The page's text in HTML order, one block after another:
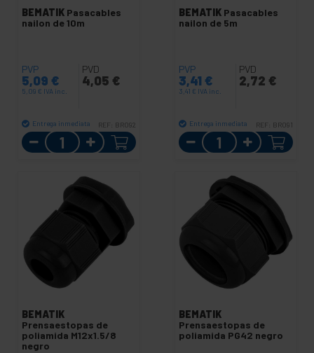
BEMATIK Pasacables
nailon de 10m
PVP
5,09 €
5,09 € IVA inc.
PVD
4,05 €
Entrega inmediata REF: BR092
Cantidad
BEMATIK Pasacables
nailon de 5m
PVP
3,41 €
3,41 € IVA inc.
PVD
2,72 €
Entrega inmediata REF: BR091
Cantidad
BEMATIK
Prensaestopas de
poliamida M12x1.5/8
negro
BEMATIK
Prensaestopas de
poliamida PG42 negro